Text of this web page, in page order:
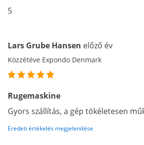
5
Lars Grube Hansen előző év
Közzétéve Expondo Denmark
Rugemaskine
Gyors szállítás, a gép tökéletesen
Eredeti értékelés megjelenítése